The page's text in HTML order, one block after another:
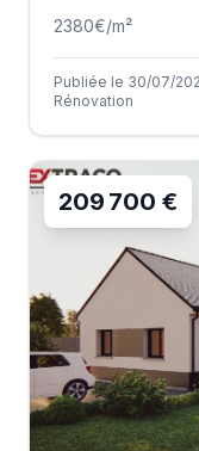
2380€/m²
Publiée le 30/07/
Rénovation
209 700 €